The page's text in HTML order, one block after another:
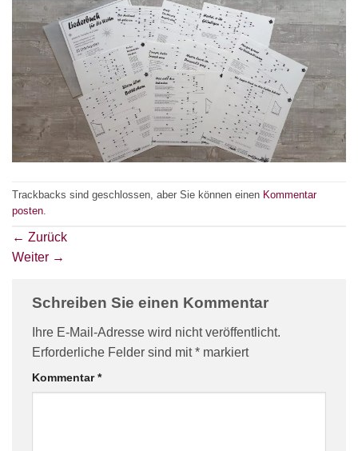
Trackbacks sind geschlossen, aber Sie können einen Kommentar
posten
← Zurück
Weiter →
Schreiben Sie einen Kommentar
Ihre E-Mail-Adresse wird nicht veröffentlicht.
Erforderliche Felder sind mit* markiert
Kommentar*